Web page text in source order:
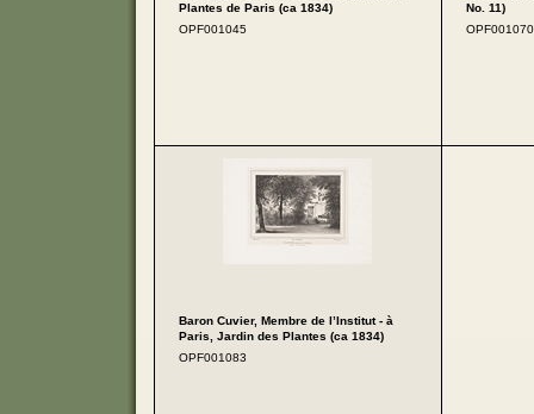
Plantes de Paris (ca 1834)
OPF001045
No. 11)
OPF001070
Baron Cuvier, Membre de l’Institut - à
Paris, Jardin des Plantes (ca 1834)
OPF001083